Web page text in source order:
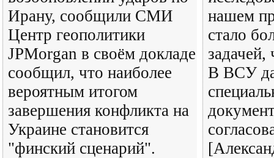
Ирану, сообщили СМИ
Центр геополитики
JPMorgan в своём докладе
сообщил, что наиболее
вероятным итогом
завершения конфликта на
Украине становится
"финский сценарий".
нашем
стало
задачей,
В ВСУ